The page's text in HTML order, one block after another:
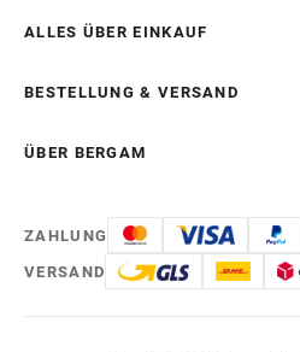
ALLES ÜBER EINKAUF
BESTELLUNG & VERSAND
ÜBER BERGAM
ZAHLUNG
VERSAND